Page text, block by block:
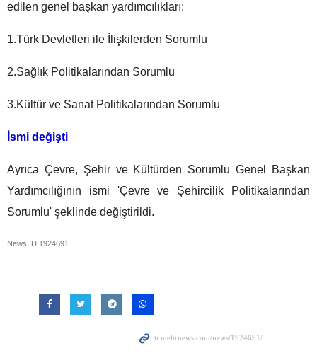
edilen genel başkan yardımcılıkları:
1.Türk Devletleri ile İlişkilerden Sorumlu
2.Sağlık Politikalarından Sorumlu
3.Kültür ve Sanat Politikalarından Sorumlu
İsmi değişti
Ayrıca Çevre, Şehir ve Kültürden Sorumlu Genel Başkan
Yardımcılığının ismi 'Çevre ve Şehircilik Politikalarından
Sorumlu' şeklinde değiştirildi.
News ID 1924691